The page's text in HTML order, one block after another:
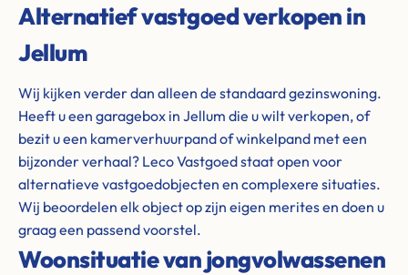
Alternatief vastgoed verkopen in
Jellum
Wij kijken verder dan alleen de standaard gezinswoning.
Heeft u een garagebox in Jellum die u wilt verkopen, of
bezit u een kamerverhuurpand of winkelpand met een
bijzonder verhaal? Leco Vastgoed staat open voor
alternatieve vastgoedobjecten en complexere situaties.
Wij beoordelen elk object op zijn eigen merites en doen u
graag een passend voorstel.
Woonsituatie van jongvolwassenen